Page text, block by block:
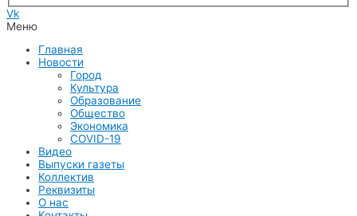
Vk
Меню
Главная
Новости
Город
Культура
Образование
Общество
Экономика
COVID-19
Видео
Выпуски газеты
Коллектив
Реквизиты
О нас